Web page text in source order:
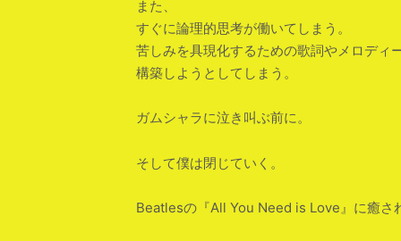
また、
すぐに論理的思考が働いてしまう。
苦しみを具現化するための歌詞やメロディー
構築しようとしてしまう。
ガムシャラに泣き叫ぶ前に。
そして僕は閉じていく。
Beatlesの『All You Need is Love』に癒さ